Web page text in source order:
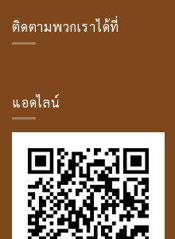
พระ
ติดตามพวกเราได้ที่
แอดไลน์